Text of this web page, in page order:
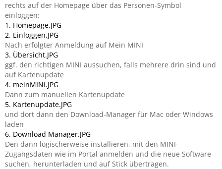
rechts auf der Homepage über das Personen-Symbol
einloggen:
1. Homepage.JPG
2. Einloggen.JPG
Nach erfolgter Anmeldung auf Mein MINI
3. Übersicht.JPG
ggf. den richtigen MINI aussuchen, falls mehrere drin sind und
auf Kartenupdate
4. meinMINI.JPG
Dann zum manuellen Kartenupdate
5. Kartenupdate.JPG
und dort dann den Download-Manager für Mac oder Windows
laden
6. Download Manager.JPG
Den dann logischerweise installieren, mit den MINI-
Zugangsdaten wie im Portal anmelden und die neue Software
suchen, herunterladen und auf Stick übertragen.